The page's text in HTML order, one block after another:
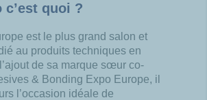
c’est quoi ?
est le plus grand salon et
au produits techniques en
de sa marque sœur co-
& Bonding Expo Europe, il
l’occasion idéale de